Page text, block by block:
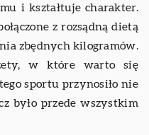
i kształtuje charakter.
z rozsądną dietą
zbędnych kilogramów.
w które warto się
sportu przynosiło nie
było przede wszystkim